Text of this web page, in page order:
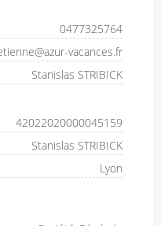
0477325764
vacances.fr
Stanislas STRIBICK
42022020000045159
Stanislas STRIBICK
Lyon